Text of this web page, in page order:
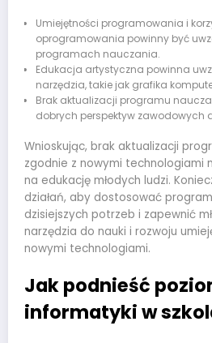
Umiejętności programowania i
oprogramowania powinny być
programach nauczania.
Edukacja artystyczna powinna
narzędzia, takie jak grafika
Brak aktualizacji programu
dobrych perspektyw zawodowych
Wnioskując, brak aktualizacji
zgodnie z nowymi technologiami
na edukację młodych ludzi.
działań, aby dostosować
dzisiejszych potrzeb i zapewnić
narzędzia do nauki i rozwoju
nowymi technologiami.
Jak podnieść
informatyki w